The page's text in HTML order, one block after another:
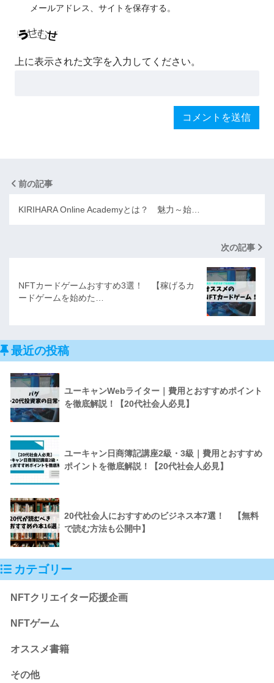
メールアドレス、サイトを保存する。
上に表示された文字を入力してください。
前の記事
KIRIHARA Online Academyとは？ 魅力～始…
次の記事
NFTカードゲームおすすめ3選！ 【稼げるカ
ードゲームを始めた…
最近の投稿
ユーキャンWebライター｜費用とおすすめポイント
を徹底解説！【20代社会人必見】
ユーキャン日商簿記講座2級・3級｜費用とおすすめ
ポイントを徹底解説！【20代社会人必見】
20代社会人におすすめのビジネス本7選！ 【無料
で読む方法も公開中】
カテゴリー
NFTクリエイター応援企画
NFTゲーム
オススメ書籍
その他